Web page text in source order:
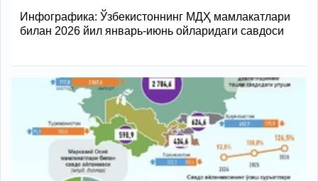
Инфографика: Ўзбекистоннинг МДҲ мамлакатлари
билан 2026 йил январь-июнь ойларидаги савдоси